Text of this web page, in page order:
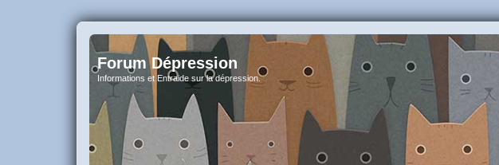
Forum Dépression
Informations et Entraide sur la dépression.